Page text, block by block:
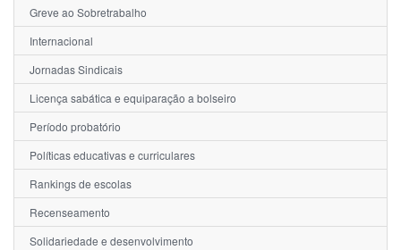
Greve ao Sobretrabalho
Internacional
Jornadas Sindicais
Licença sabática e equiparação a bolseiro
Período probatório
Políticas educativas e curriculares
Rankings de escolas
Recenseamento
Solidariedade e desenvolvimento